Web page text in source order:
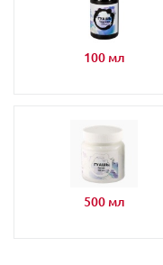
100 мл
500 мл